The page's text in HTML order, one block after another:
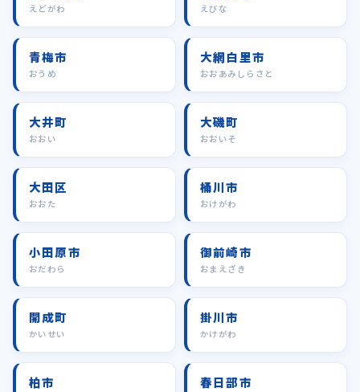
えどがわ えびな
青梅市
おうめ
大網白里市
おおあみしらさと
大井町
おおい
大磯町
おおいそ
大田区
おおた
桶川市
おけがわ
小田原市
おだわら
御前崎市
おまえざき
開成町
かいせい
掛川市
かけがわ
柏市 春日部市